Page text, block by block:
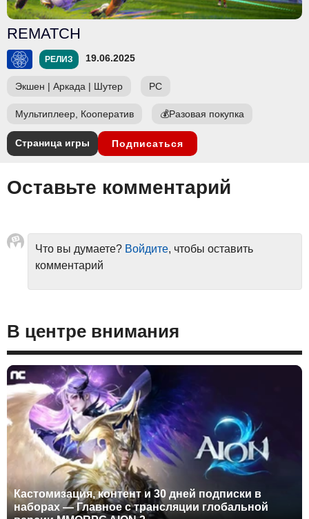
REMATCH
РЕЛИЗ 19.06.2025
Экшен | Аркада | Шутер PC
Мультиплеер, Кооператив 💰Разовая покупка
Страница игры Подписаться
Оставьте комментарий
Что вы думаете? Войдите, чтобы оставить
комментарий
В центре внимания
Кастомизация, контент и 30 дней подписки в
наборах — Главное с трансляции глобальной